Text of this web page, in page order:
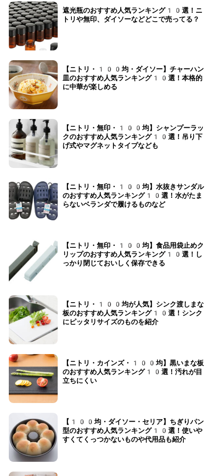
遮光瓶のおすすめ人気ランキング10選！ニ
トリや無印、ダイソーなどどこで売ってる？
【ニトリ・100均・ダイソー】チャーハン
皿のおすすめ人気ランキング10選！本格的
に中華が楽しめる
【ニトリ・無印・100均】シャンプーラッ
クのおすすめ人気ランキング10選！吊り下
げ式やマグネットタイプなども
【ニトリ・無印・100均】水抜きサンダル
のおすすめ人気ランキング10選！水がたま
らないベランダで履けるものなど
【ニトリ・無印・100均】食品用袋止めク
リップのおすすめ人気ランキング10選！し
っかり閉じておいしく保存できる
【ニトリ・100均が人気】シンク渡しまな
板のおすすめ人気ランキング10選！シンク
にピッタリサイズのものを紹介
【ニトリ・カインズ・100均】黒いまな板
のおすすめ人気ランキング10選！汚れが目
立ちにくい
【100均・ダイソー・セリア】ちぎりパン
型のおすすめ人気ランキング10選！使いや
すくてくっつかないものや代用品も紹介